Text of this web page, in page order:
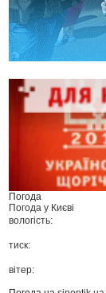
Погода
Погода у Києві
вологість:
тиск:
вітер: